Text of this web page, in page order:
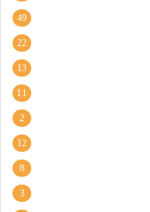
49
22
13
11
2
12
8
3